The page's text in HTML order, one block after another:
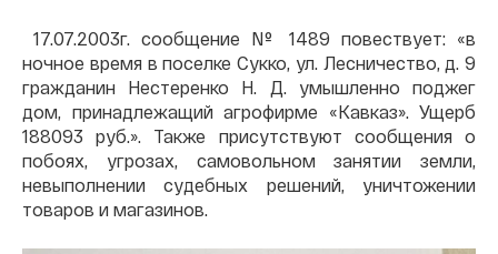
17.07.2003г. сообщение № 1489 повествует: «в
ночное время в поселке Сукко, ул. Лесничество, д. 9
гражданин Нестеренко Н. Д. умышленно поджег
дом, принадлежащий агрофирме «Кавказ». Ущерб
188093 руб.». Также присутствуют сообщения о
побоях, угрозах, самовольном занятии земли,
невыполнении судебных решений, уничтожении
товаров и магазинов.